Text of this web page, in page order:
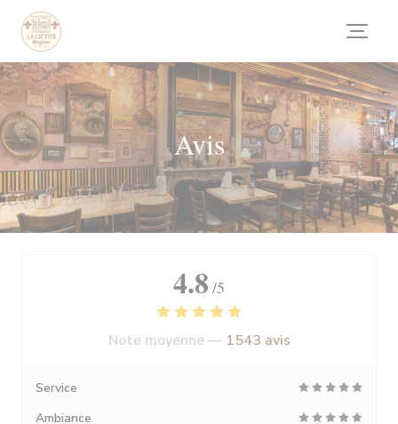
Personnalisation de vos choix en matière de cookies
Avis
4.8 /5
Note moyenne — 1543 avis
Service
Ambiance